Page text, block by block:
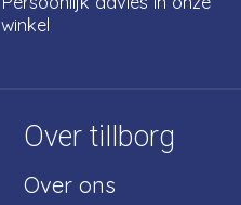
winkel
Over tillborg
Over ons